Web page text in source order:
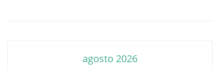
agosto 2026